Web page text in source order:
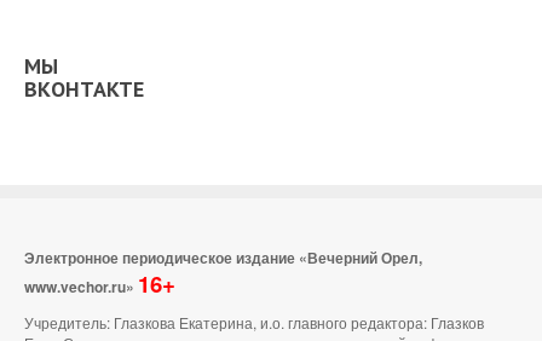
МЫ
ВКОНТАКТЕ
Электронное периодическое издание «Вечерний Орел,
www.vechor.ru» 16+
Учредитель: Глазкова Екатерина, и.о. главного редактора: Глазков